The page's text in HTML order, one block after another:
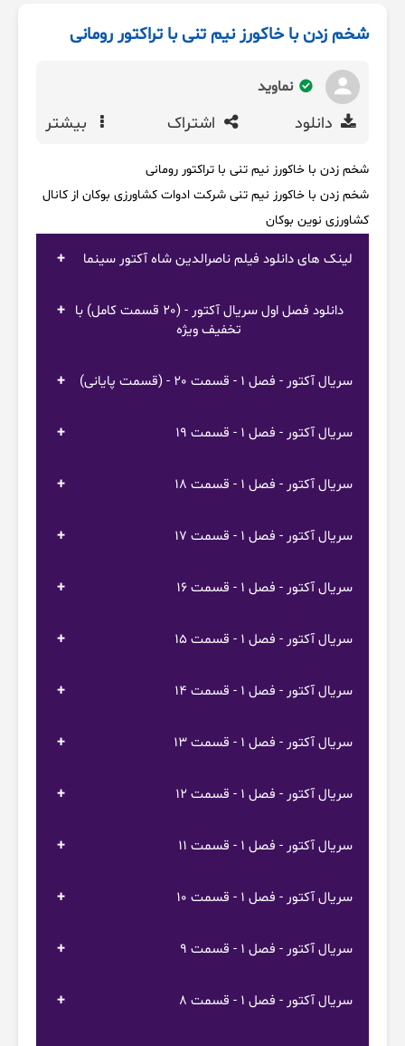
شخم زدن با خاکورز نیم تنی با تراکتور رومانی
نماوید
دانلود اشتراک بیشتر
شخم زدن با خاکورز نیم تنی با تراکتور رومانی
شخم زدن با خاکورز نیم تنی شرکت ادوات کشاورزی بوکان از کانال
کشاورزی نوین بوکان
لینک های دانلود فیلم ناصرالدین شاه آکتور سینما
دانلود فصل اول سریال آکتور - (20 قسمت کامل) با
تخفیف ویژه
سریال آکتور - فصل 1 - قسمت 20 - (قسمت پایانی)
سریال آکتور - فصل 1 - قسمت 19
سریال آکتور - فصل 1 - قسمت 18
سریال آکتور - فصل 1 - قسمت 17
سریال آکتور - فصل 1 - قسمت 16
سریال آکتور - فصل 1 - قسمت 15
سریال آکتور - فصل 1 - قسمت 14
سریال آکتور - فصل 1 - قسمت 13
سریال آکتور - فصل 1 - قسمت 12
سریال آکتور - فصل 1 - قسمت 11
سریال آکتور - فصل 1 - قسمت 10
سریال آکتور - فصل 1 - قسمت 9
سریال آکتور - فصل 1 - قسمت 8